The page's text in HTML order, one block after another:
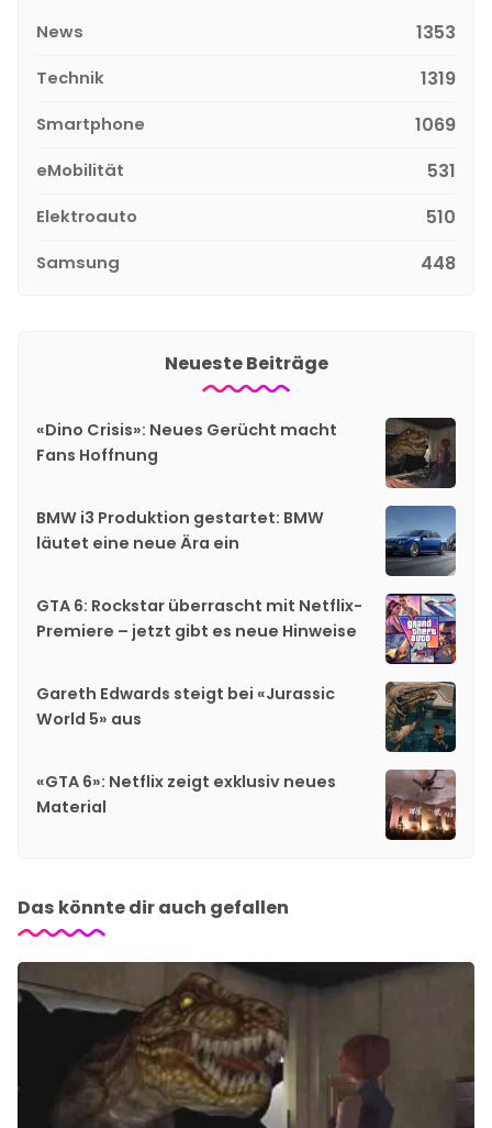
News 1353
Technik 1319
Smartphone 1069
eMobilität 531
Elektroauto 510
Samsung 448
Neueste Beiträge
«Dino Crisis»: Neues Gerücht macht
Fans Hoffnung
BMW i3 Produktion gestartet: BMW
läutet eine neue Ära ein
GTA 6: Rockstar überrascht mit Netflix-
Premiere – jetzt gibt es neue Hinweise
Gareth Edwards steigt bei «Jurassic
World 5» aus
«GTA 6»: Netflix zeigt exklusiv neues
Material
Das könnte dir auch gefallen